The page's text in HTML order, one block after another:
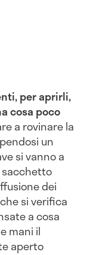
per aprirli,
cosa poco
a rovinare la
un
si vanno a
sacchetto
dei
si verifica
a cosa
mani il
aperto